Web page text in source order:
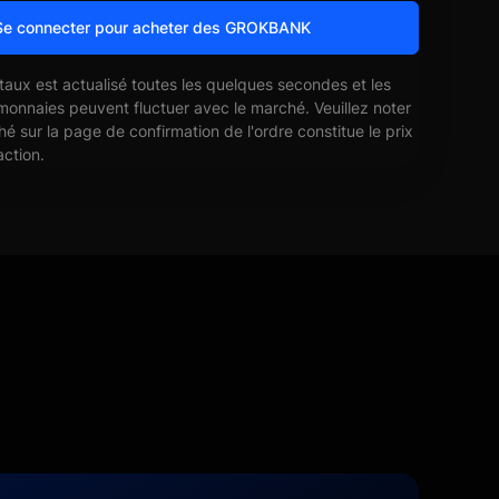
connecter pour acheter des GROKBANK
est actualisé toutes les quelques secondes et les
peuvent fluctuer avec le marché. Veuillez noter
sur la page de confirmation de l'ordre constitue le prix